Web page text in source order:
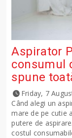
Aspirator
consumul
spune
Friday, 7
Când alegi un
mare de pe cutie
putere de
costul